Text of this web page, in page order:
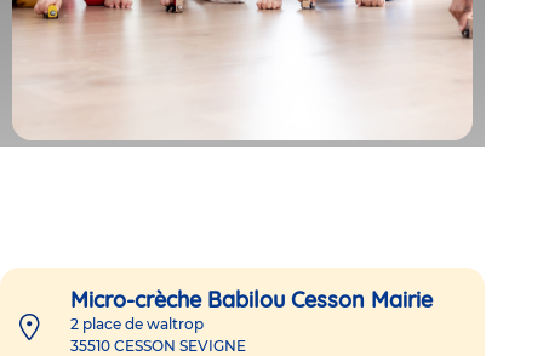
Micro-crèche Babilou Cesson Mairie
2 place de waltrop
35510 CESSON SEVIGNE